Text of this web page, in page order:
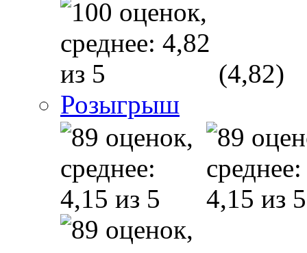
(4,82)
Розыгрыш